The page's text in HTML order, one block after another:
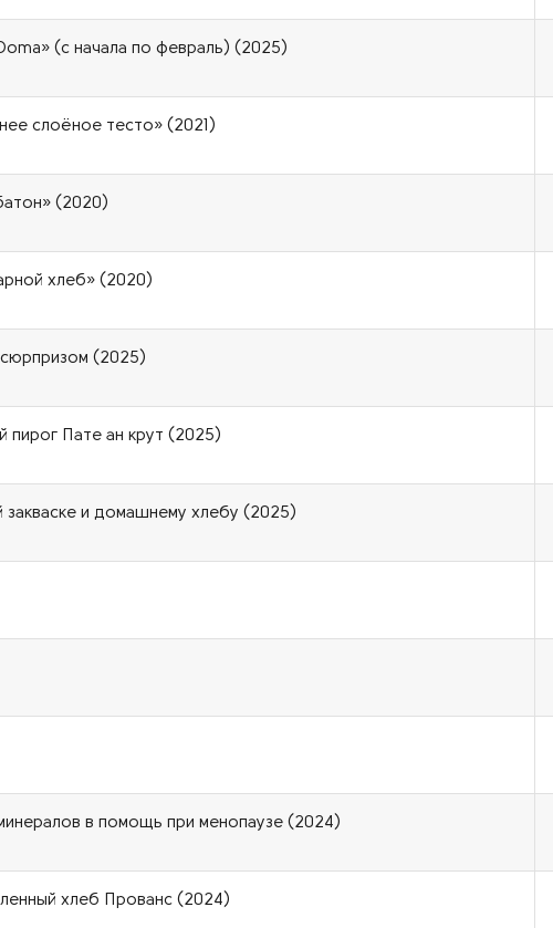
(с начала по февраль) (2025)
слоёное тесто» (2021)
(2020)
хлеб» (2020)
сюрпризом (2025)
пирог Пате ан крут (2025)
и домашнему хлебу (2025)
в помощь при менопаузе (2024)
хлеб Прованс (2024)